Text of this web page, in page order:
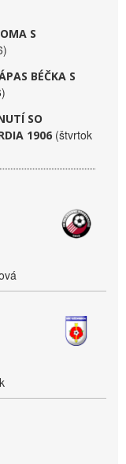
S
BÉČKA S
SO
1906 (štvrtok